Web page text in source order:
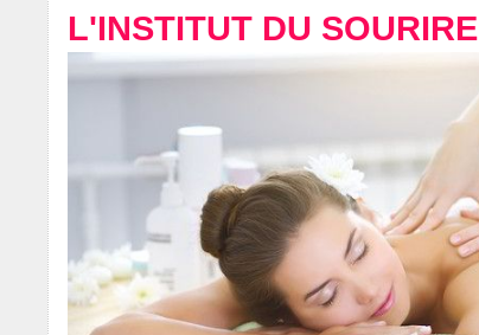
L'INSTITUT DU SOURIRE